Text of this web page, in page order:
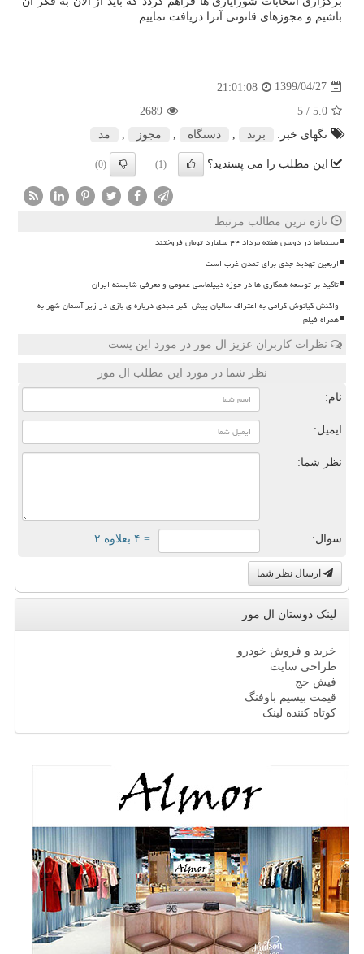
باشیم و مجوزهای قانونی آنرا دریافت نماییم.
1399/04/27
21:01:08
5.0
/ 5
2689
تگهای خبر:
برند دستگاه مجوز مد
این مطلب را می پسندید؟ (1)
(0)
تازه ترین مطالب مرتبط
سینماها در دومین هفته مرداد ۴۴ میلیارد تومان فروختند
اربعین تهدید جدی برای تمدن غرب است
تاکید بر توسعه همکاری ها در حوزه دیپلماسی عمومی و معرفی شایسته ایران
واکنش کیانوش گرامی به اعتراف سالیان پیش اکبر عبدی درباره ی بازی در زیر آسمان شهر به
همراه فیلم
نظرات کاربران عزیز ال مور در مورد این پست
نظر شما در مورد این مطلب ال مور
نام:
ایمیل:
نظر شما:
سوال: = ۴ بعلاوه ۲
ارسال نظر شما
لینک دوستان ال مور
خرید و فروش خودرو
طراحی سایت
فیش حج
قیمت بیسیم باوفنگ
کوتاه کننده لینک